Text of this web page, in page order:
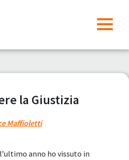
la Giustizia
Maffioletti
anno ho vissuto in